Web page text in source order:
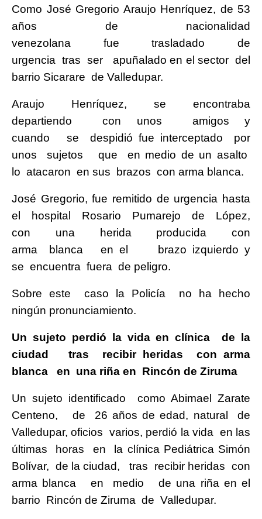
Como José Gregorio Araujo Henríquez, de 53
años de nacionalidad
venezolana fue trasladado de
urgencia tras ser apuñalado en el sector del
barrio Sicarare de Valledupar.
Araujo Henríquez, se encontraba
departiendo con unos amigos y
cuando se despidió fue interceptado por
unos sujetos que en medio de un asalto
lo atacaron en sus brazos con arma blanca.
José Gregorio, fue remitido de urgencia hasta
el hospital Rosario Pumarejo de López,
con una herida producida con
arma blanca en el brazo izquierdo y
se encuentra fuera de peligro.
Sobre este caso la Policía no ha hecho
ningún pronunciamiento.
Un sujeto perdió la vida en clínica de la
ciudad tras recibir heridas con arma
blanca en una riña en Rincón de Ziruma
Un sujeto identificado como Abimael Zarate
Centeno, de 26 años de edad, natural de
Valledupar, oficios varios, perdió la vida en las
últimas horas en la clínica Pediátrica Simón
Bolívar, de la ciudad, tras recibir heridas con
arma blanca en medio de una riña en el
barrio Rincón de Ziruma de Valledupar.